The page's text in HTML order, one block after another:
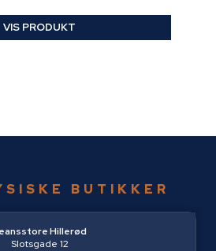
VIS PRODUKT
BUTIKKER
Hillerød
Slotsgade 12